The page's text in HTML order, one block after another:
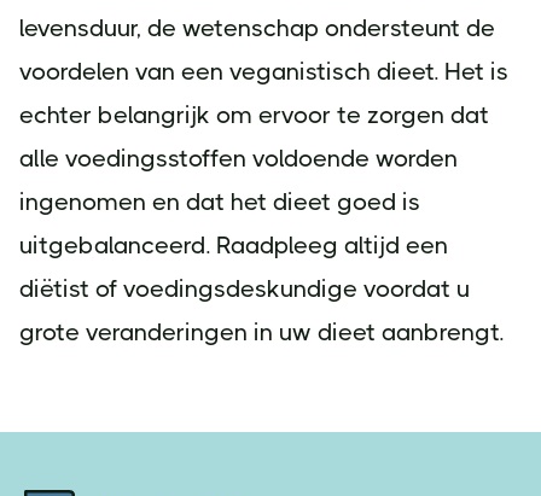
levensduur, de wetenschap ondersteunt de
voordelen van een veganistisch dieet. Het is
echter belangrijk om ervoor te zorgen dat
alle voedingsstoffen voldoende worden
ingenomen en dat het dieet goed is
uitgebalanceerd. Raadpleeg altijd een
diëtist of voedingsdeskundige voordat u
grote veranderingen in uw dieet aanbrengt.